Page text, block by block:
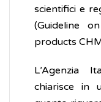
scientifici e
(Guideline
products
L’Agenzia
chiarisce in